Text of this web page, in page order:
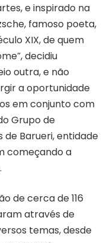
e inspirado na
famoso poeta,
XIX, de quem
decidiu
outra, e não
a oportunidade
em conjunto com
Grupo de
de Barueri, entidade
começando a
de cerca de 116
através de
temas, desde